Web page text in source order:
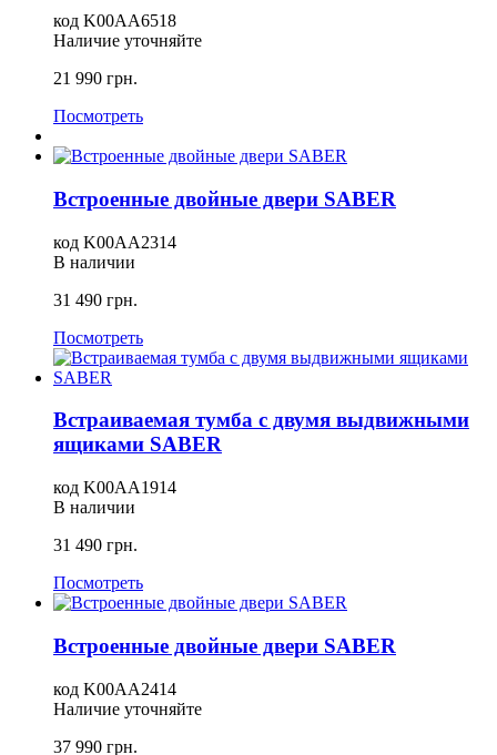
код K00AA6518
Наличие уточняйте
21 990 грн.
Посмотреть
Встроенные двойные двери SABER
код K00AA2314
В наличии
31 490 грн.
Посмотреть
Встраиваемая тумба с двумя выдвижными
ящиками SABER
код K00AA1914
В наличии
31 490 грн.
Посмотреть
Встроенные двойные двери SABER
код K00AA2414
Наличие уточняйте
37 990 грн.